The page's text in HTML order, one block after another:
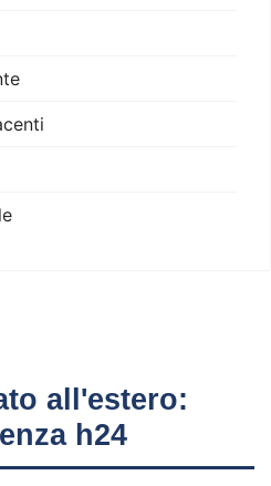
all'estero:
h24